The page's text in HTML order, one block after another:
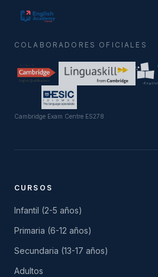
COLABORADORES OFICIALES
Cambridge Exam Centre ES278
CURSOS
Infantil (2-5 años)
Primaria (6-12 años)
Secundaria (13-17 años)
Adultos